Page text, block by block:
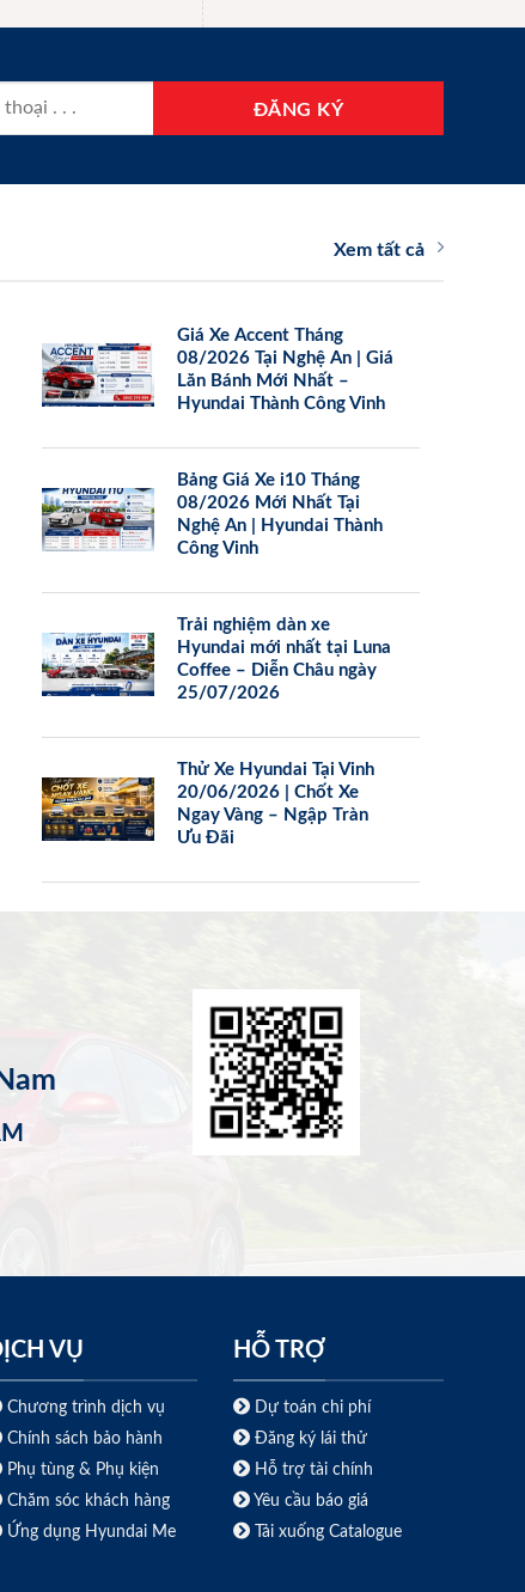
Xem tất cả
Giá Xe Accent Tháng
08/2026 Tại Nghệ An | Giá
Lăn Bánh Mới Nhất –
Hyundai Thành Công Vinh
Bảng Giá Xe i10 Tháng
08/2026 Mới Nhất Tại
Nghệ An | Hyundai Thành
Công Vinh
Trải nghiệm dàn xe
Hyundai mới nhất tại Luna
Coffee – Diễn Châu ngày
25/07/2026
Thử Xe Hyundai Tại Vinh
20/06/2026 | Chốt Xe
Ngay Vàng – Ngập Tràn
Ưu Đãi
VỤ
Chương trình dịch vụ
Chính sách bảo hành
Phụ tùng & Phụ kiện
Chăm sóc khách hàng
Ứng dụng Hyundai Me
HỖ TRỢ
Dự toán chi phí
Đăng ký lái thử
Hỗ trợ tài chính
Yêu cầu báo giá
Tải xuống Catalogue